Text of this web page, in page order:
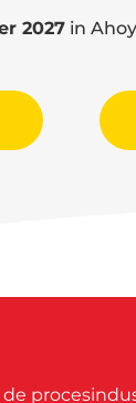
2027 in